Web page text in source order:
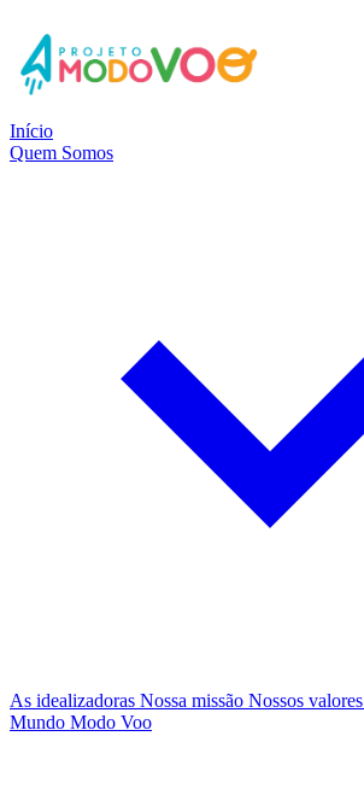
Início
Quem Somos
As idealizadoras Nossa missão Nossos valores
Mundo Modo Voo